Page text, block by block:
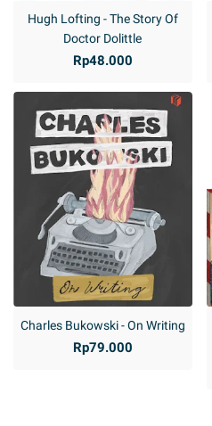
Hugh Lofting - The Story Of
Doctor Dolittle
Rp48.000
Charles Bukowski - On Writing
Rp79.000